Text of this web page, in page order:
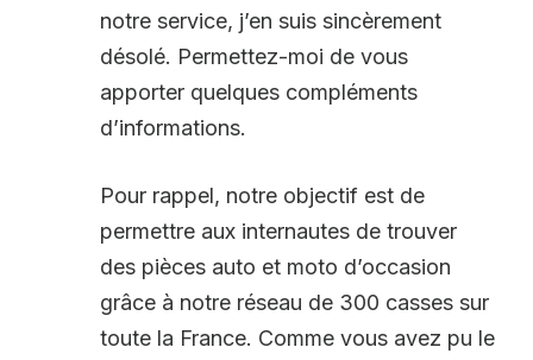
notre service, j’en suis sincèrement
désolé. Permettez-moi de vous
apporter quelques compléments
d’informations.
Pour rappel, notre objectif est de
permettre aux internautes de trouver
des pièces auto et moto d’occasion
grâce à notre réseau de 300 casses sur
toute la France. Comme vous avez pu le